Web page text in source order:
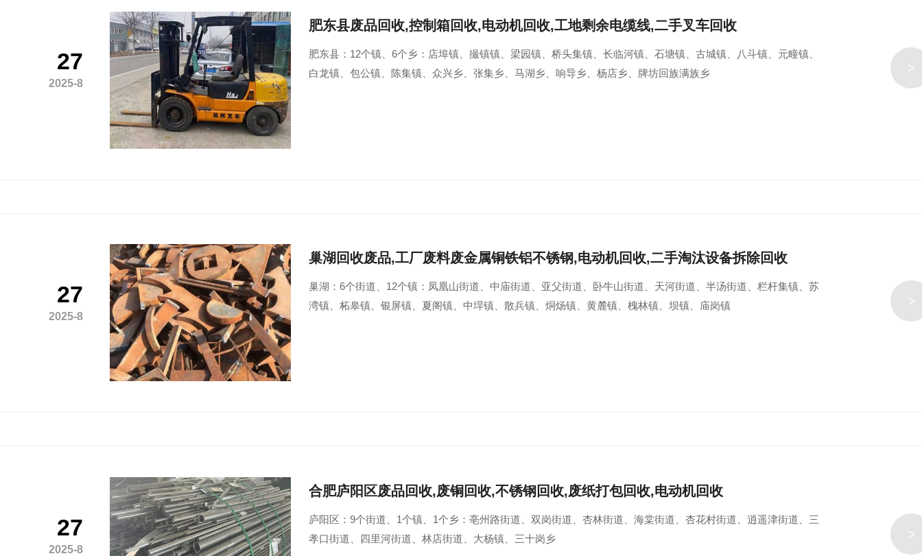
27
2025-8
肥东县废品回收,控制箱回收,电动机回收,工地剩余电缆线,二手叉车回收
肥东县：12个镇、6个乡：店埠镇、撮镇镇、梁园镇、桥头集镇、长临河镇、石塘镇、古城镇、八斗镇、元疃镇、
白龙镇、包公镇、陈集镇、众兴乡、张集乡、马湖乡、响导乡、杨店乡、牌坊回族满族乡
>
27
2025-8
巢湖回收废品,工厂废料废金属铜铁铝不锈钢,电动机回收,二手淘汰设备拆除回收
巢湖：6个街道、12个镇：凤凰山街道、中庙街道、亚父街道、卧牛山街道、天河街道、半汤街道、栏杆集镇、苏
湾镇、柘皋镇、银屏镇、夏阁镇、中垾镇、散兵镇、烔炀镇、黄麓镇、槐林镇、坝镇、庙岗镇
>
27
2025-8
合肥庐阳区废品回收,废铜回收,不锈钢回收,废纸打包回收,电动机回收
庐阳区：9个街道、1个镇、1个乡：亳州路街道、双岗街道、杏林街道、海棠街道、杏花村街道、逍遥津街道、三
孝口街道、四里河街道、林店街道、大杨镇、三十岗乡
>